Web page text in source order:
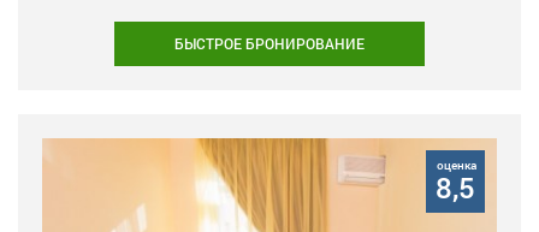
БЫСТРОЕ БРОНИРОВАНИЕ
оценка
8,5